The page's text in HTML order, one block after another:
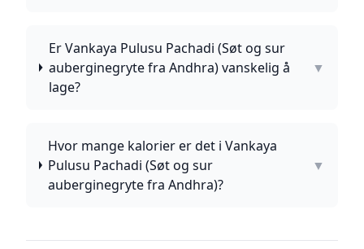
Er Vankaya Pulusu Pachadi (Søt og sur
auberginegryte fra Andhra) vanskelig å
lage?
▼
Hvor mange kalorier er det i Vankaya
Pulusu Pachadi (Søt og sur
auberginegryte fra Andhra)?
▼